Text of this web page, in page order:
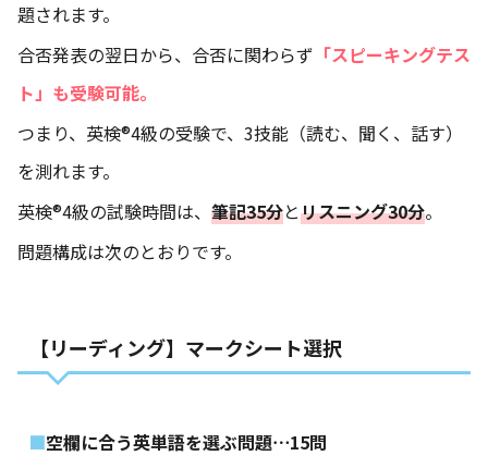
題されます。
合否発表の翌日から、合否に関わらず 「スピーキングテス
ト」も受験可能。
つまり、英検®4級の受験で、3技能（読む、聞く、話す）
を測れます。
英検®4級の試験時間は、 筆記35分とリスニング30分。
問題構成は次のとおりです。
【リーディング】マークシート選択
空欄に合う英単語を選ぶ問題⋯15問